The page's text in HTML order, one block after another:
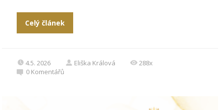
Celý článek
4.5. 2026 Eliška Králová
288x
0 Komentářů